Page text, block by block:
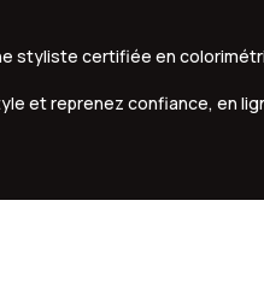
styliste certifiée en
et reprenez confiance, en